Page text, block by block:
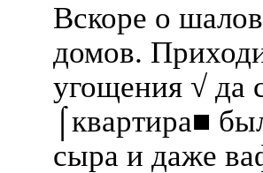
Вскоре о
домов.
угощения √ да
⌠квартира■
сыра и даже